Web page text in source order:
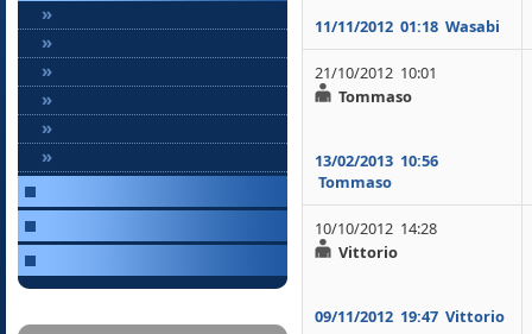
»
»
»
»
»
»
11/11/2012 01:18 Wasabi
21/10/2012 10:01
Tommaso
13/02/2013 10:56
Tommaso
10/10/2012 14:28
Vittorio
09/11/2012 19:47 Vittorio